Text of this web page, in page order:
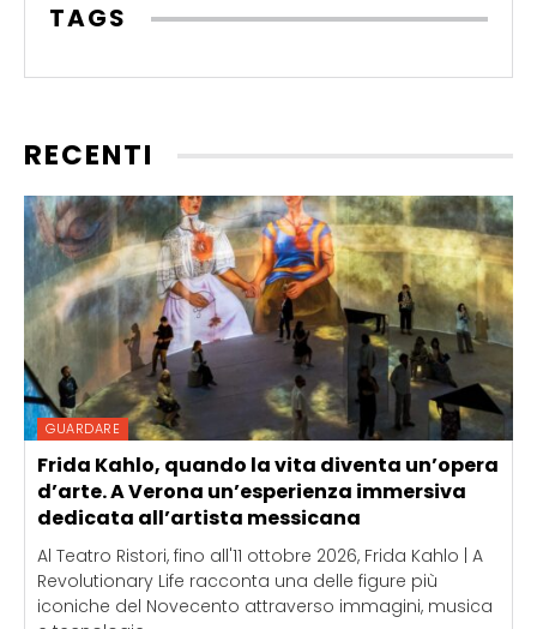
TAGS
RECENTI
GUARDARE
Frida Kahlo, quando la vita diventa un’opera
d’arte. A Verona un’esperienza immersiva
dedicata all’artista messicana
Al Teatro Ristori, fino all'11 ottobre 2026, Frida Kahlo | A
Revolutionary Life racconta una delle figure più
iconiche del Novecento attraverso immagini, musica